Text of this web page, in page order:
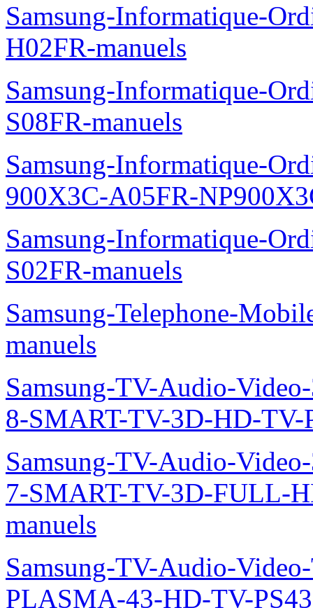
Samsung-Informatique-
H02FR-manuels
Samsung-Informatique-
S08FR-manuels
Samsung-Informatique-
900X3C-A05FR-
Samsung-Informatique-
S02FR-manuels
Samsung-Telephone-
manuels
Samsung-TV-Audio-
8-SMART-TV-3D-HD-TV-
Samsung-TV-Audio-
7-SMART-TV-3D-FULL-
manuels
Samsung-TV-Audio-
PLASMA-43-HD-TV-